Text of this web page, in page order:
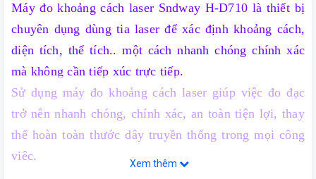
Máy đo khoảng cách laser Sndway H-D710 là thiết bị
chuyên dụng dùng tia laser để xác định khoảng cách,
diện tích, thể tích.. một cách nhanh chóng chính xác
mà không cần tiếp xúc trực tiếp.
Sử dụng máy đo khoảng cách laser giúp việc đo đạc
trở nên nhanh chóng, chính xác, an toàn tiện lợi, thay
thế hoàn toàn thước dây truyền thống trong mọi công
việc.
Xem thêm